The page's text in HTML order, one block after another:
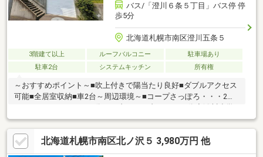
バス/「澄川６条５丁目」バス停 停
歩5分
北海道札幌市南区澄川五条５
3階建て以上 ルーフバルコニー
駐車場あり
駐車2台
システムキッチン 所有権
～おすすめポイント～■吹上付きで陽当たり良好■ダブルアクセス
可能■全居室収納■車2台～周辺環境～■コープさっぽろ・・・2分■
セイコーマート・・・5分■セブンイレブン・・・6分◆澄川小学
校・・・6分◆澄川中学校・・・6分※現状有姿渡しとなります※一
部画像はAIによる家具配置イメージです【R8年4月末RF完了】水
回り交換一式、ボイラー交換、全室クロス張替え、フローリング
一部貼替、天窓塞ぎ、外壁・屋根塗装▼打ち合わせ・見学プラン
北海道札幌市南区北ノ沢５ 3,980万円 他